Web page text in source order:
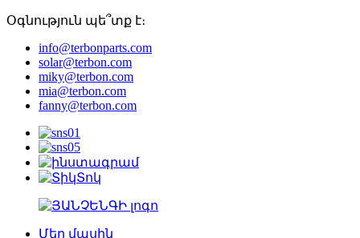
Օգնություն պե՞տք է։
info@terbonparts.com
solar@terbon.com
miky@terbon.com
mia@terbon.com
fanny@terbon.com
Մեր մասին